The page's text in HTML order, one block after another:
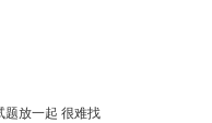
题放一起 很难找